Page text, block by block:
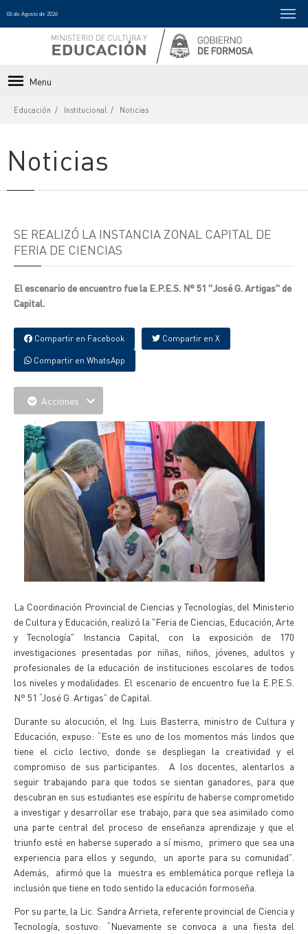
06 de Agosto de 2026
Menu
Educación Institucional Noticias
Noticias
SE REALIZÓ LA INSTANCIA ZONAL CAPITAL DE
FERIA DE CIENCIAS
El escenario de encuentro fue la E.P.E.S. N° 51 "José G. Artigas" de
Capital.
Compartir en Facebook Compartir en X
Compartir en WhatsApp
Acciones
La Coordinación Provincial de Ciencias y Tecnologías, del Ministerio
de Cultura y Educación, realizó la "Feria de Ciencias, Educación, Arte
y Tecnología" Instancia Capital, con la exposición de 170
investigaciones presentadas por niñas, niños, jóvenes, adultos y
profesionales de la educación de instituciones escolares de todos
los niveles y modalidades. El escenario de encuentro fue la E.P.E.S.
N° 51 “José G. Artigas” de Capital.
Durante su alocución, el Ing. Luis Basterra, ministro de Cultura y
Educación, expuso: “Este es uno de los momentos más lindos que
tiene el ciclo lectivo, donde se despliegan la creatividad y el
compromiso de sus participantes. A los docentes, alentarlos a
seguir trabajando para que todos se sientan ganadores, para que
descubran en sus estudiantes ese espíritu de haberse comprometido
a investigar y desarrollar ese trabajo, para que sea asimilado como
una parte central del proceso de enseñanza aprendizaje y que el
triunfo esté en haberse superado a sí mismo, primero que sea una
experiencia para ellos y segundo, un aporte para su comunidad”.
Además, afirmó que la muestra es emblemática porque refleja la
inclusión que tiene en todo sentido la educación formoseña.
Por su parte, la Lic. Sandra Arrieta, referente provincial de Ciencia y
Tecnología, sostuvo: “Nuevamente se convoca a una fiesta del